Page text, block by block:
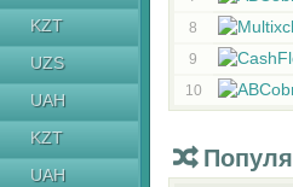
KZT
UZS
UAH
KZT
UAH
8
9
10